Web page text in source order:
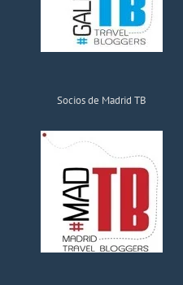
Socios de Madrid TB